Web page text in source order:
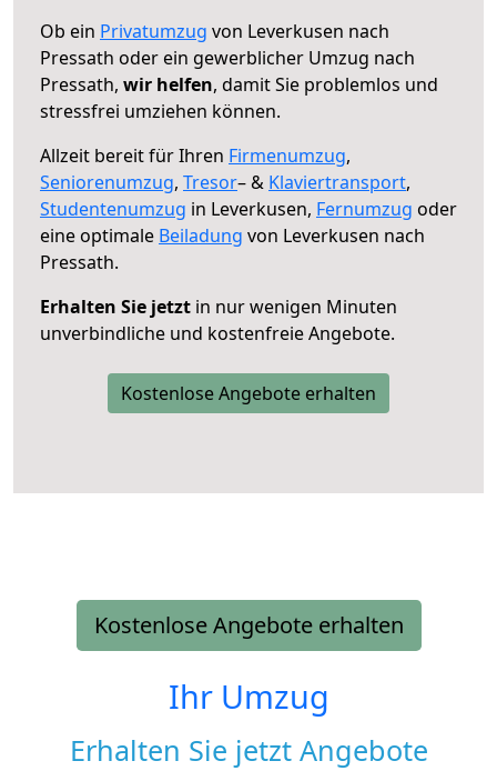
Ob ein Privatumzug von Leverkusen nach
Pressath oder ein gewerblicher Umzug nach
Pressath, wir helfen, damit Sie problemlos und
stressfrei umziehen können.
Allzeit bereit für Ihren Firmenumzug,
Seniorenumzug, Tresor– & Klaviertransport,
Studentenumzug in Leverkusen, Fernumzug oder
eine optimale Beiladung von Leverkusen nach
Pressath.
Erhalten Sie jetzt in nur wenigen Minuten
unverbindliche und kostenfreie Angebote.
Kostenlose Angebote erhalten
Kostenlose Angebote erhalten
Ihr Umzug
Erhalten Sie jetzt Angebote